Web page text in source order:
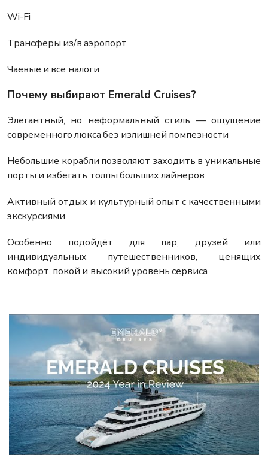
Wi-Fi
Трансферы из/в аэропорт
Чаевые и все налоги
Почему выбирают Emerald Cruises?
Элегантный, но неформальный стиль — ощущение
современного люкса без излишней помпезности
Небольшие корабли позволяют заходить в уникальные
порты и избегать толпы больших лайнеров
Активный отдых и культурный опыт с качественными
экскурсиями
Особенно подойдёт для пар, друзей или
индивидуальных путешественников, ценящих
комфорт, покой и высокий уровень сервиса